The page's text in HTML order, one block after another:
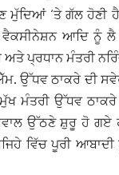
‘ਤੇ ਗੱਲ ਹੋਣੀ
ਵੈਕਸੀਨੇਸ਼ਨ ਆਦਿ ਨੂੰ
ਪ੍ਰਧਾਨ ਮੰਤਰੀ
ਉੱਧਵ ਠਾਕਰੇ ਦੀ
ਮੰਤਰੀ ਉੱਧਵ
ਸਵਾਲ ਉੱਠਣੇ ਸ਼ੁਰੂ ਹੋ
ਵਿੱਚ ਪੂਰੀ